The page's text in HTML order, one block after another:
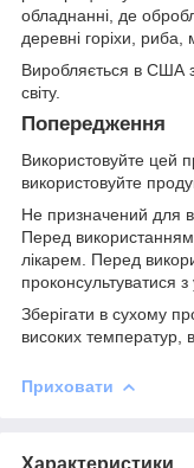
обладнанні, де
деревні горіхи,
Виробляється в США з
світу.
Попередження
Використовуйте цей
використовуйте
Не призначений для
Перед використанням
лікарем. Перед
проконсультуватися
Зберігати в сухому
високих температур,
Приховати
Характеристики